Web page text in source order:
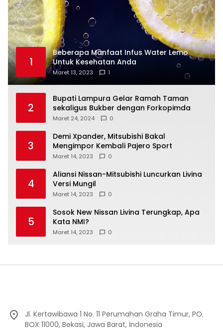
1
Beberapa Manfaat Infus Water Lemo
Untuk Kesehatan Anda
Maret 13, 2023 1
2
Bupati Lampura Gelar Ramah Taman
sekaligus Bukber dengan Forkopimda
Maret 24, 2024 0
3
Demi Xpander, Mitsubishi Bakal
Mengimpor Kembali Pajero Sport
Maret 14, 2023 0
4
Aliansi Nissan-Mitsubishi Luncurkan Livina
Versi Mungil
Maret 14, 2023 0
5
Sosok New Nissan Livina Terungkap, Apa
Kata NMI?
Maret 14, 2023 0
Jl. Kertawibawa 1 No. 11 Perumahan Graha Timur, PO.
BOX 11000, Bekasi, Jawa Barat, Indonesia